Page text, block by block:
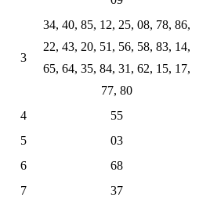
3
34, 40, 85, 12, 25, 08, 78, 86,
22, 43, 20, 51, 56, 58, 83, 14,
65, 64, 35, 84, 31, 62, 15, 17,
77, 80
4 55
5
03
6
68
7
37